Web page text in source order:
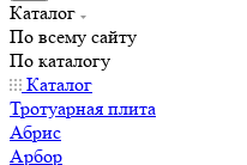
Каталог
По всему сайту
По каталогу
Каталог
Тротуарная плита
Абрис
Арбор